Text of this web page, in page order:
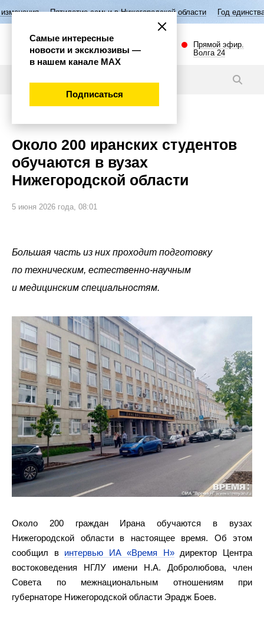
семьи в Нижегородской области Год единства народов России
Прямой эфир.
Волга 24
Около 200 иранских студентов
обучаются в вузах
Нижегородской области
5 июня 2026 года, 08:01
Большая часть из них проходит подготовку
по техническим, естественно-научным
и медицинским специальностям.
Около 200 граждан Ирана обучаются в вузах
Нижегородской области в настоящее время. Об этом
сообщил в интервью ИА «Время Н»директор Центра
востоковедения НГЛУ имени Н.А. Добролюбова, член
Совета по межнациональным отношениям при
губернаторе Нижегородской области Эрадж Боев.
Самые интересные
новости и эксклюзивы —
в нашем канале МАХ
Подписаться